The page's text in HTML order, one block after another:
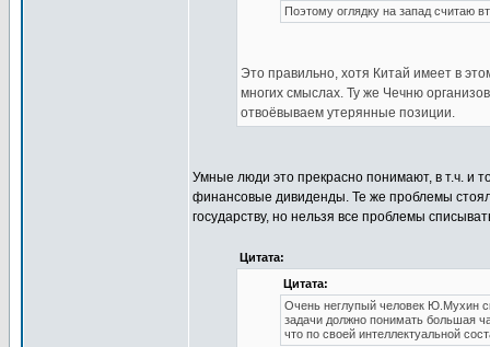
Поэтому оглядку на запад считаю
Это правильно, хотя Китай имеет в
многих смыслах. Ту же Чечню
отвоёвываем утерянные позиции.
Умные люди это прекрасно понимают, в т.ч. и
финансовые дивиденды. Те же проблемы
государству, но нельзя все проблемы
Цитата:
Цитата:
Очень неглупый человек Ю.Мухин
задачи должно понимать большая
что по своей интеллектуальной